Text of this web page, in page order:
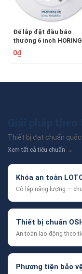
Đế lắp đặt đầu báo
thường 6 inch HORING
AHMB-62
0₫
Thiết bị đạt chuẩn quốc
Xem tất cả tiêu chuẩn →
Khóa an toàn
Cô lập năng lượng —
Thiết bị chuẩn
An toàn lao động theo
Phương tiện bảo